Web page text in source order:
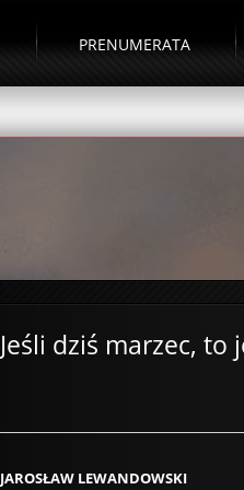
PRENUMERATA
Jeśli dziś marzec,
JAROSŁAW LEWANDOWSKI